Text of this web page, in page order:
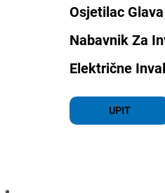
Osjetilac
Nabavnik Za
Električne
UPIT